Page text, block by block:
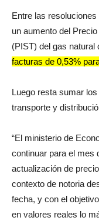
Entre las
un aumento del
(PIST) del gas natural
facturas de 0,53%
Luego resta sumar
transporte y
“El ministerio de
continuar para el mes
actualización de
contexto de notoria
fecha, y con el
en valores reales lo